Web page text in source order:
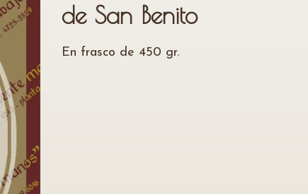
de San Benito
En frasco de 450 gr.